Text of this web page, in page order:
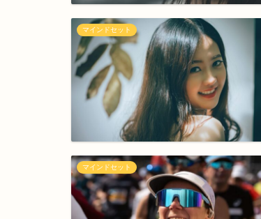
マインドセット
マインドセット